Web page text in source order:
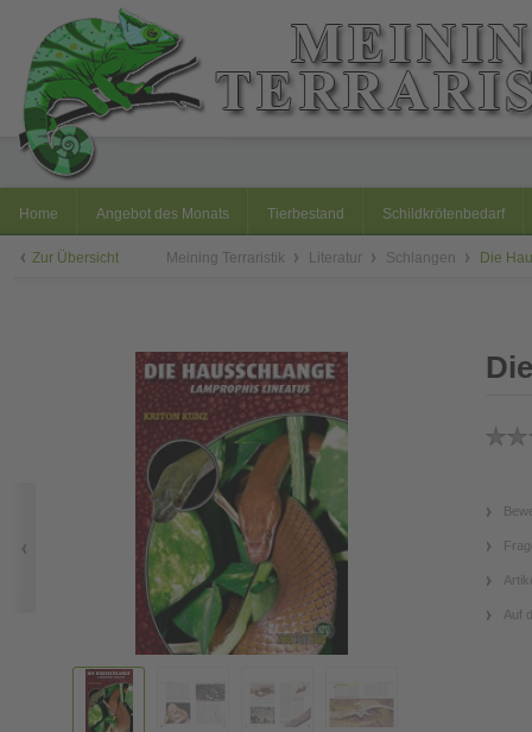
Home Angebot des Monats Tierbestand Schildkrötenbedarf
Zur Übersicht Meining Terraristik Literatur Schlangen Die
Auf